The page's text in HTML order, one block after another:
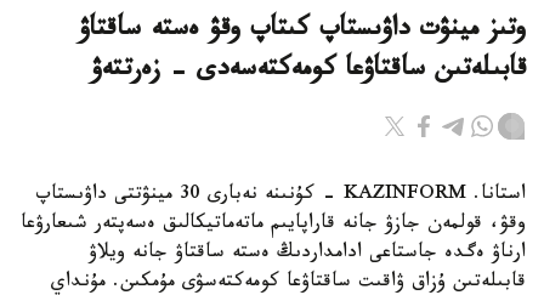
وتىز مينۋت داۋىستاپ كىتاپ وقۋ ەستە ساقتاۋ
قابىلەتىن ساقتاۋعا كومەكتەسەدى - زەرتتەۋ
استانا. KAZINFORM - كۇنىنە نەبارى 30 مينۋتتى داۋىستاپ
وقۋ، قولمەن جازۋ جانە قاراپايىم ماتەماتيكالىق ەسەپتەر شىعارۋعا
ارناۋ ەگدە جاستاعى ادامداردىڭ ەستە ساقتاۋ جانە ويلاۋ
قابىلەتىن ۇزاق ۋاقىت ساقتاۋعا كومەكتەسۋى مۇمكىن. مۇنداي